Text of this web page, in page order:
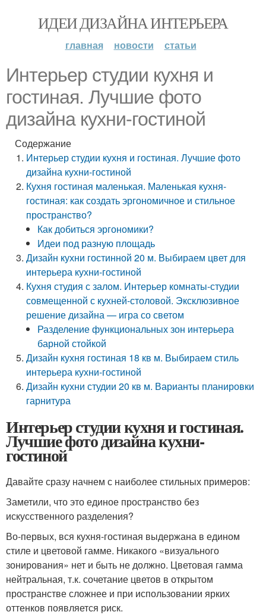
ИДЕИ ДИЗАЙНА ИНТЕРЬЕРА
главная новости статьи
Интерьер студии кухня и
гостиная. Лучшие фото
дизайна кухни-гостиной
Содержание
Интерьер студии кухня и гостиная. Лучшие фото
дизайна кухни-гостиной
Кухня гостиная маленькая. Маленькая кухня-
гостиная: как создать эргономичное и стильное
пространство?
Как добиться эргономики?
Идеи под разную площадь
Дизайн кухни гостинной 20 м. Выбираем цвет для
интерьера кухни-гостиной
Кухня студия с залом. Интерьер комнаты-студии
совмещенной с кухней-столовой. Эксклюзивное
решение дизайна — игра со светом
Разделение функциональных зон интерьера
барной стойкой
Дизайн кухня гостиная 18 кв м. Выбираем стиль
интерьера кухни-гостиной
Дизайн кухни студии 20 кв м. Варианты планировки
гарнитура
Интерьер студии кухня и гостиная.
Лучшие фото дизайна кухни-
гостиной
Давайте сразу начнем с наиболее стильных примеров:
Заметили, что это единое пространство без
искусственного разделения?
Во-первых, вся кухня-гостиная выдержана в едином
стиле и цветовой гамме. Никакого «визуального
зонирования» нет и быть не должно. Цветовая гамма
нейтральная, т.к. сочетание цветов в открытом
пространстве сложнее и при использовании ярких
оттенков появляется риск.